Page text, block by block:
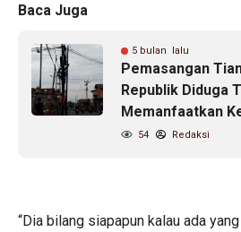
Baca Juga
5 bulan lalu
Pemasangan
Republik Diduga
Memanfaatkan
54 Redaksi
“Dia bilang siapapun kalau ada